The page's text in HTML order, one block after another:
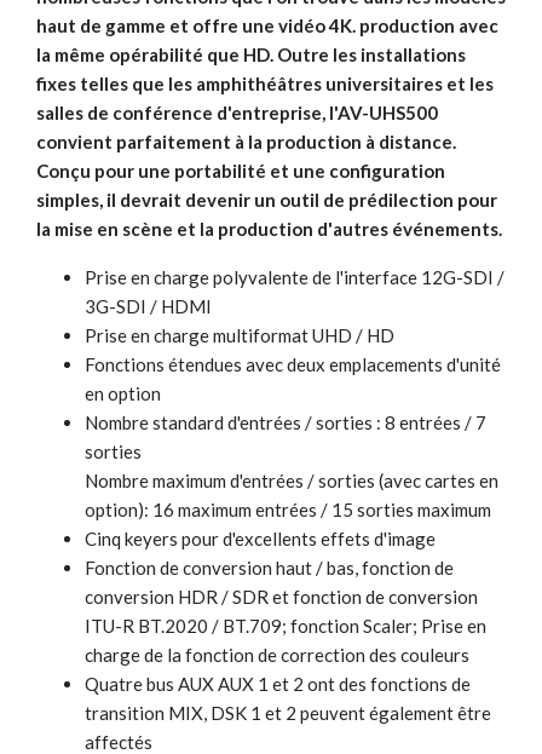
haut de gamme et offre une vidéo 4K. production avec
la même opérabilité que HD. Outre les installations
fixes telles que les amphithéâtres universitaires et les
salles de conférence d'entreprise, l'AV-UHS500
convient parfaitement à la production à distance.
Conçu pour une portabilité et une configuration
simples, il devrait devenir un outil de prédilection pour
la mise en scène et la production d'autres événements.
Prise en charge polyvalente de l'interface 12G-SDI /
3G-SDI / HDMI
Prise en charge multiformat UHD / HD
Fonctions étendues avec deux emplacements d'unité
en option
Nombre standard d'entrées / sorties : 8 entrées / 7
sorties
Nombre maximum d'entrées / sorties (avec cartes en
option): 16 maximum entrées / 15 sorties maximum
Cinq keyers pour d'excellents effets d'image
Fonction de conversion haut / bas, fonction de
conversion HDR / SDR et fonction de conversion
ITU-R BT.2020 / BT.709; fonction Scaler; Prise en
charge de la fonction de correction des couleurs
Quatre bus AUX AUX 1 et 2 ont des fonctions de
transition MIX, DSK 1 et 2 peuvent également être
affectés